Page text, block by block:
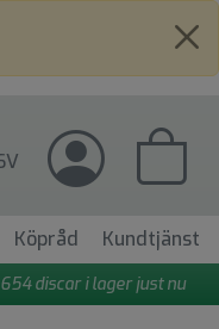
Köpråd Kundtjänst
discar i lager just nu